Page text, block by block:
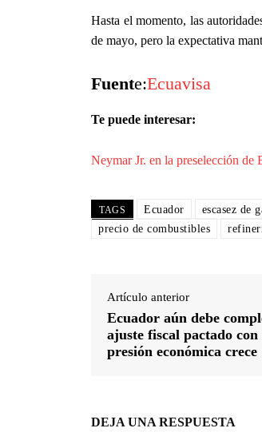
Hasta el momento, las
de mayo, pero la expectativa
Fuente:Ecuavisa
Te puede interesar:
Neymar Jr. en la preselección
TAGS Ecuador escasez de
precio de combustibles
Artículo anterior
Ecuador aún debe
ajuste fiscal pactado
presión económica crece
DEJA UNA RESPUESTA